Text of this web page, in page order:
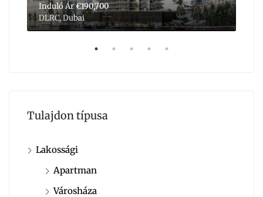
Induló Ár€190,700
DLRC, Dubai
Tulajdon típusa
Lakossági
Apartman
Városháza